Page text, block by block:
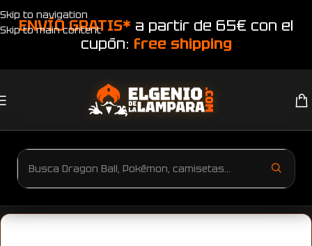
Skip to navigation
Skip to main content
ENVÍO GRATIS* a partir de 65€ con el
cupón: free shipping
Inicio Productos etiquetados “Camiseta feliz día apa”